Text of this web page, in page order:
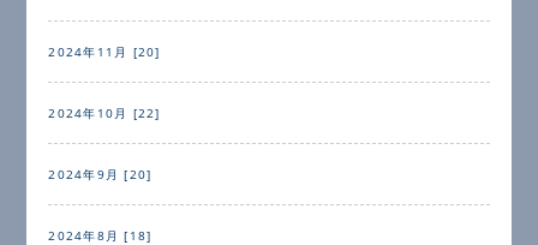
2024年11月 [20]
2024年10月 [22]
2024年9月 [20]
2024年8月 [18]